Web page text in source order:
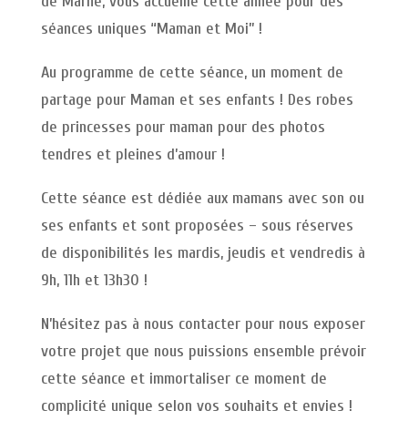
séances uniques “Maman et Moi” !
Au programme de cette séance, un moment de
partage pour Maman et ses enfants ! Des robes
de princesses pour maman pour des photos
tendres et pleines d’amour !
Cette séance est dédiée aux mamans avec son ou
ses enfants et sont proposées – sous réserves
de disponibilités les mardis, jeudis et vendredis à
9h, 11h et 13h30 !
N’hésitez pas à nous contacter pour nous exposer
votre projet que nous puissions ensemble prévoir
cette séance et immortaliser ce moment de
complicité unique selon vos souhaits et envies !